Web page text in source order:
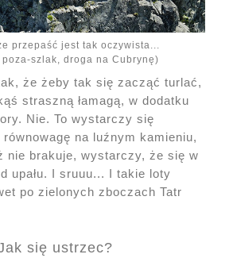
przepaść jest tak oczywista...
szlak, droga na Cubrynę)
że żeby tak się zacząć turlać,
straszną łamagą, w dodatku
Nie. To wystarczy się
na luźnym kamieniu,
nie brakuje, wystarczy, że się w
upału. I sruuu... I takie loty
po zielonych zboczach Tatr
się ustrzec?